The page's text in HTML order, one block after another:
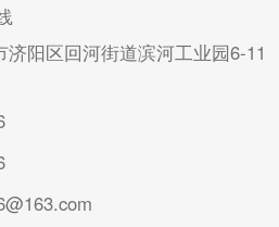
阳区回河街道滨河工业园6-11